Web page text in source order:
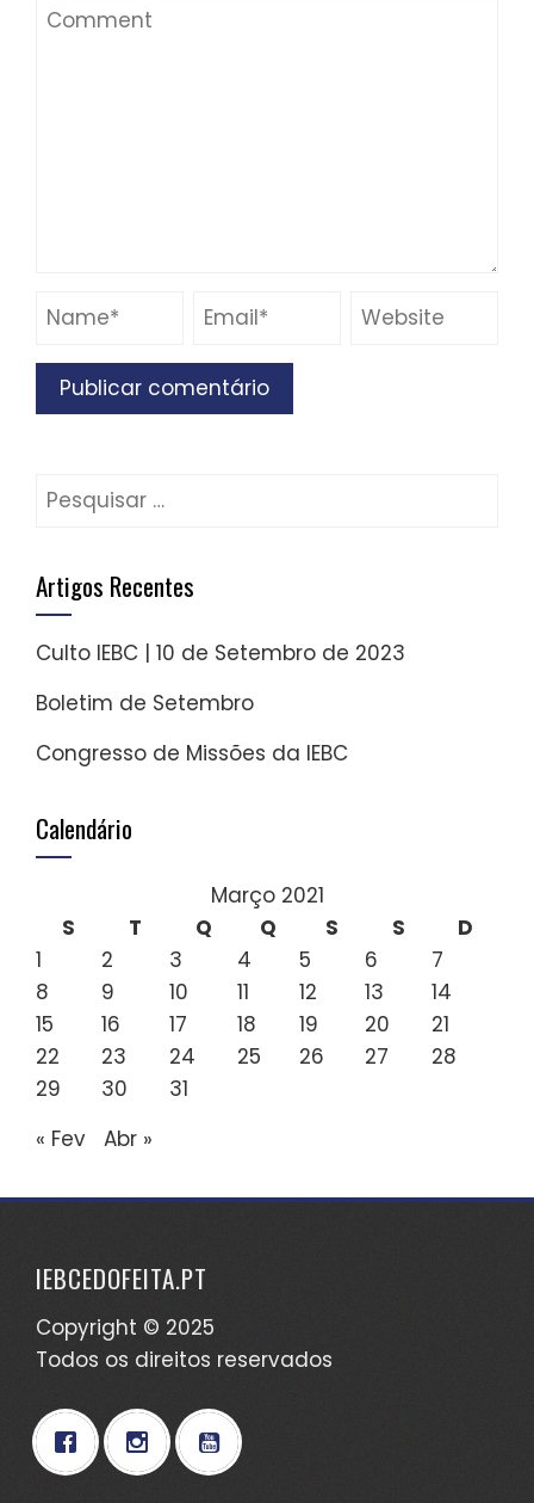
Pesquisar
Artigos Recentes
Culto IEBC | 10 de Setembro de 2023
Boletim de Setembro
Congresso de Missões da IEBC
Calendário
Março 2021
S
T Q Q S S
D
1
2 3 4 5 6
7
8
9 10 11 12 13
14
15
16 17 18 19 20
21
22
23 24 25 26 27
28
29
30
31
« Fev
Abr »
IEBCEDOFEITA.PT
Copyright © 2025
Todos os direitos reservados